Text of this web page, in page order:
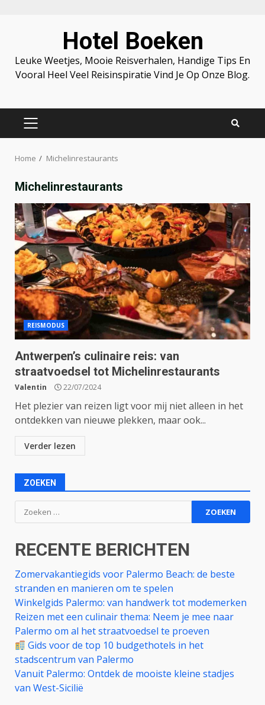
Hotel Boeken
Leuke Weetjes, Mooie Reisverhalen, Handige Tips En
Vooral Heel Veel Reisinspiratie Vind Je Op Onze Blog.
PRIMARY
Home Michelinrestaurants
Michelinrestaurants
REISMODUS
Antwerpen’s culinaire reis: van
straatvoedsel tot Michelinrestaurants
Valentin 22/07/2024
Het plezier van reizen ligt voor mij niet alleen in het
ontdekken van nieuwe plekken, maar ook...
Verder lezen
ZOEKEN
Zoeken
naar:
RECENTE BERICHTEN
Zomervakantiegids voor Palermo Beach: de beste
stranden en manieren om te spelen
Winkelgids Palermo: van handwerk tot modemerken
Reizen met een culinair thema: Neem je mee naar
Palermo om al het straatvoedsel te proeven
Gids voor de top 10 budgethotels in het
stadscentrum van Palermo
Vanuit Palermo: Ontdek de mooiste kleine stadjes
van West-Sicilië